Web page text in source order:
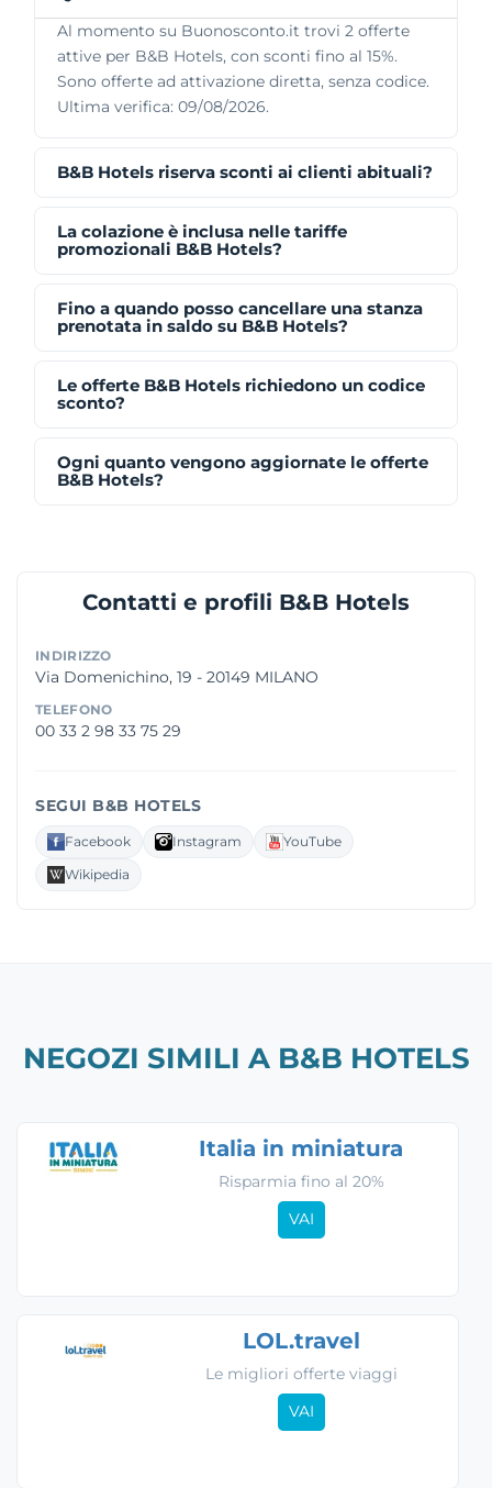
Al momento su Buonosconto.it trovi 2 offerte
attive per B&B Hotels, con sconti fino al 15%.
Sono offerte ad attivazione diretta, senza codice.
Ultima verifica: 09/08/2026.
B&B Hotels riserva sconti ai clienti abituali?
La colazione è inclusa nelle tariffe
promozionali B&B Hotels?
Fino a quando posso cancellare una stanza
prenotata in saldo su B&B Hotels?
Le offerte B&B Hotels richiedono un codice
sconto?
Ogni quanto vengono aggiornate le offerte
B&B Hotels?
Contatti e profili B&B Hotels
INDIRIZZO
Via Domenichino, 19 - 20149 MILANO
TELEFONO
00 33 2 98 33 75 29
SEGUI B&B HOTELS
Facebook Instagram
YouTube
Wikipedia
NEGOZI SIMILI A B&B HOTELS
Italia in miniatura
Risparmia fino al 20%
VAI
LOL.travel
Le migliori offerte viaggi
VAI